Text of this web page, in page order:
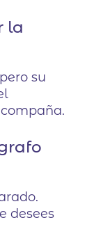
la
su
desees